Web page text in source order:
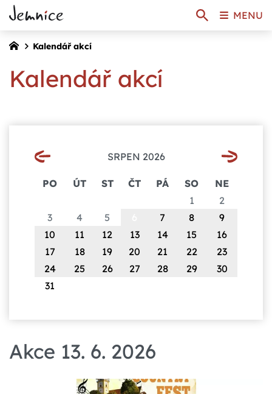
Kalendář akcí
Kalendář akcí
SRPEN 2026
PO ÚT ST ČT PÁ SO
NE
1
2
3
4 5 7 8
9
10
11 12 13 14 15
16
17
18 19 20 21 22
23
24
25 26 27 28 29
30
31
Akce 13. 6. 2026
MENU